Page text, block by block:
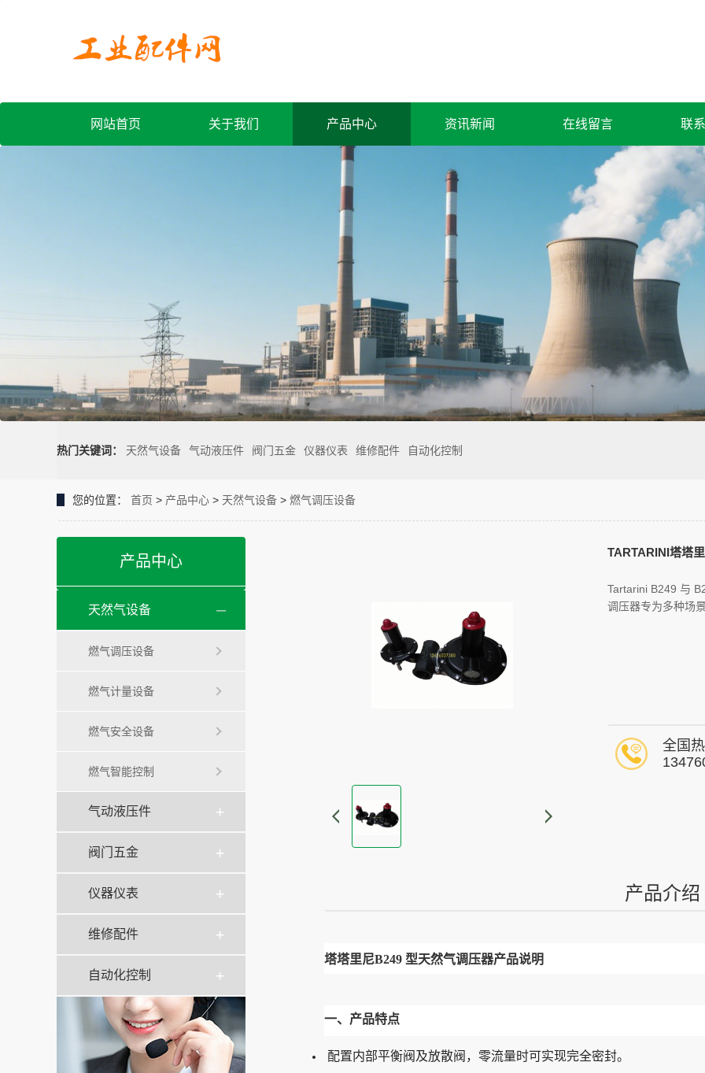
网站首页 关于我们 产品中心 资讯新闻 在线留言 联
热门关键词： 天然气设备 气动液压件 阀门五金 仪器仪表 维修配件 自动化控制
您的位置： 首页 > 产品中心 > 天然气设备 > 燃气调压设备
产品中心
天然气设备
燃气调压设备
燃气计量设备
燃气安全设备
燃气智能控制
气动液压件
阀门五金
仪器仪表
维修配件
自动化控制
TARTARINI塔塔
Tartarini B249 与
调压器专为多种场
全国
产品介绍
塔塔里尼B249 型天然气调压器产品说明
一、产品特点
配置内部平衡阀及放散阀，零流量时可实现完全密封。